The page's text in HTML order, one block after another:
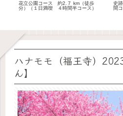
花立公園コース 約2.７ km（徒歩
分）（１日満喫 ４時間半コース）
史
間
ハナモモ（福王寺）
ん】